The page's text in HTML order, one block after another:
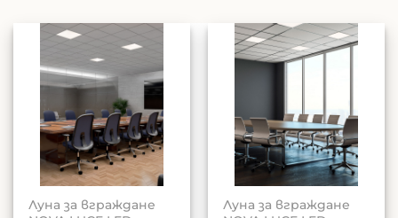
Луна за вграждане
Луна за вграждане